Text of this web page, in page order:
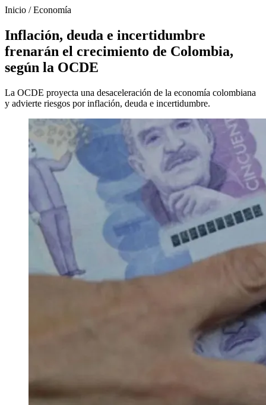
Inicio /Economía
Inflación, deuda e incertidumbre
frenarán el crecimiento de Colombia,
según la OCDE
La OCDE proyecta una desaceleración de la economía colombiana
y advierte riesgos por inflación, deuda e incertidumbre.